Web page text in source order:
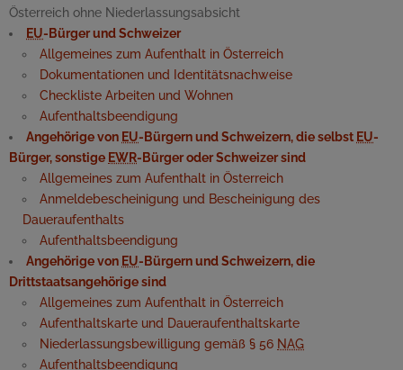
Österreich ohne Niederlassungsabsicht
EU-Bürger und Schweizer
Allgemeines zum Aufenthalt in Österreich
Dokumentationen und Identitätsnachweise
Checkliste Arbeiten und Wohnen
Aufenthaltsbeendigung
Angehörige von EU-Bürgern und Schweizern, die selbst EU-
Bürger, sonstige EWR-Bürger oder Schweizer sind
Allgemeines zum Aufenthalt in Österreich
Anmeldebescheinigung und Bescheinigung des
Daueraufenthalts
Aufenthaltsbeendigung
Angehörige von EU-Bürgern und Schweizern, die
Drittstaatsangehörige sind
Allgemeines zum Aufenthalt in Österreich
Aufenthaltskarte und Daueraufenthaltskarte
Niederlassungsbewilligung gemäß § 56 NAG
Aufenthaltsbeendigung